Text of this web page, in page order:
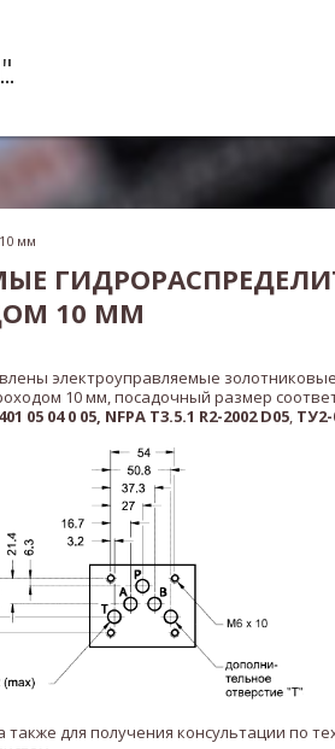
мм
10 ММ
электроуправляемые
10 мм, посадочный размер
05 04 0 05, NFPA T3.5.1 R2-2002 D05, ТУ2-
для получения консультации по